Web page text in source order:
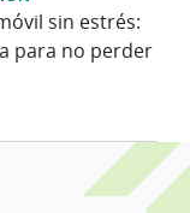
sin estrés:
para no perder